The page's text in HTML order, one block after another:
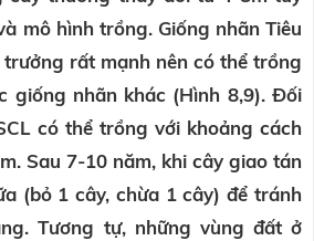
mô hình trồng. Giống nhãn Tiêu
rất mạnh nên có thể trồng
giống nhãn khác (Hình 8,9). Đối
có thể trồng với khoảng cách
Sau 7-10 năm, khi cây giao tán
(bỏ 1 cây, chừa 1 cây) để tránh
Tương tự, những vùng đất ở